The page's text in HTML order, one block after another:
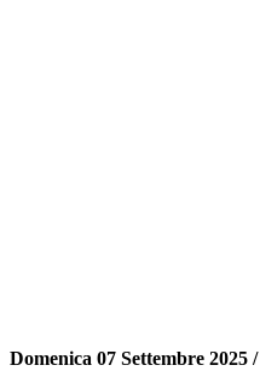
Domenica 07 Settembre 2025 /